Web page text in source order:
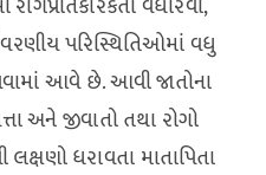
પરિસ્થિતિઓમાં વધુ
આવે છે. આવી જાતોના
અને જીવાતો તથા રોગો
લક્ષણો ધરાવતા માતાપિતા